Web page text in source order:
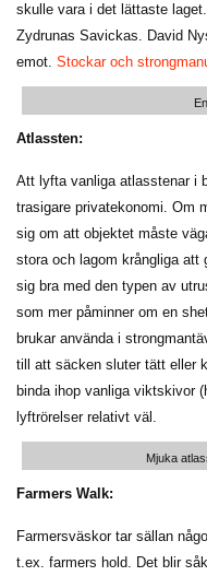
skulle vara i det lättaste
Zydrunas Savickas. David
emot. Stockar och
Atlassten:
Att lyfta vanliga atlasstenar i
trasigare privatekonomi. Om
sig om att objektet måste
stora och lagom krångliga att
sig bra med den typen av
som mer påminner om en
brukar använda i
till att säcken sluter tätt eller
binda ihop vanliga viktskivor
lyftrörelser relativt väl.
Mjuka
Farmers Walk:
Farmersväskor tar sällan
t.ex. farmers hold. Det blir